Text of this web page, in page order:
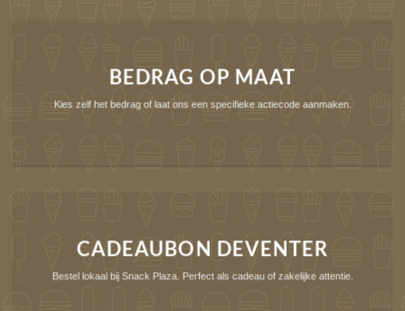
BEDRAG OP MAAT
Kies zelf het bedrag of laat ons een specifieke actiecode aanmaken.
CADEAUBON DEVENTER
Bestel lokaal bij Snack Plaza. Perfect als cadeau of zakelijke attentie.